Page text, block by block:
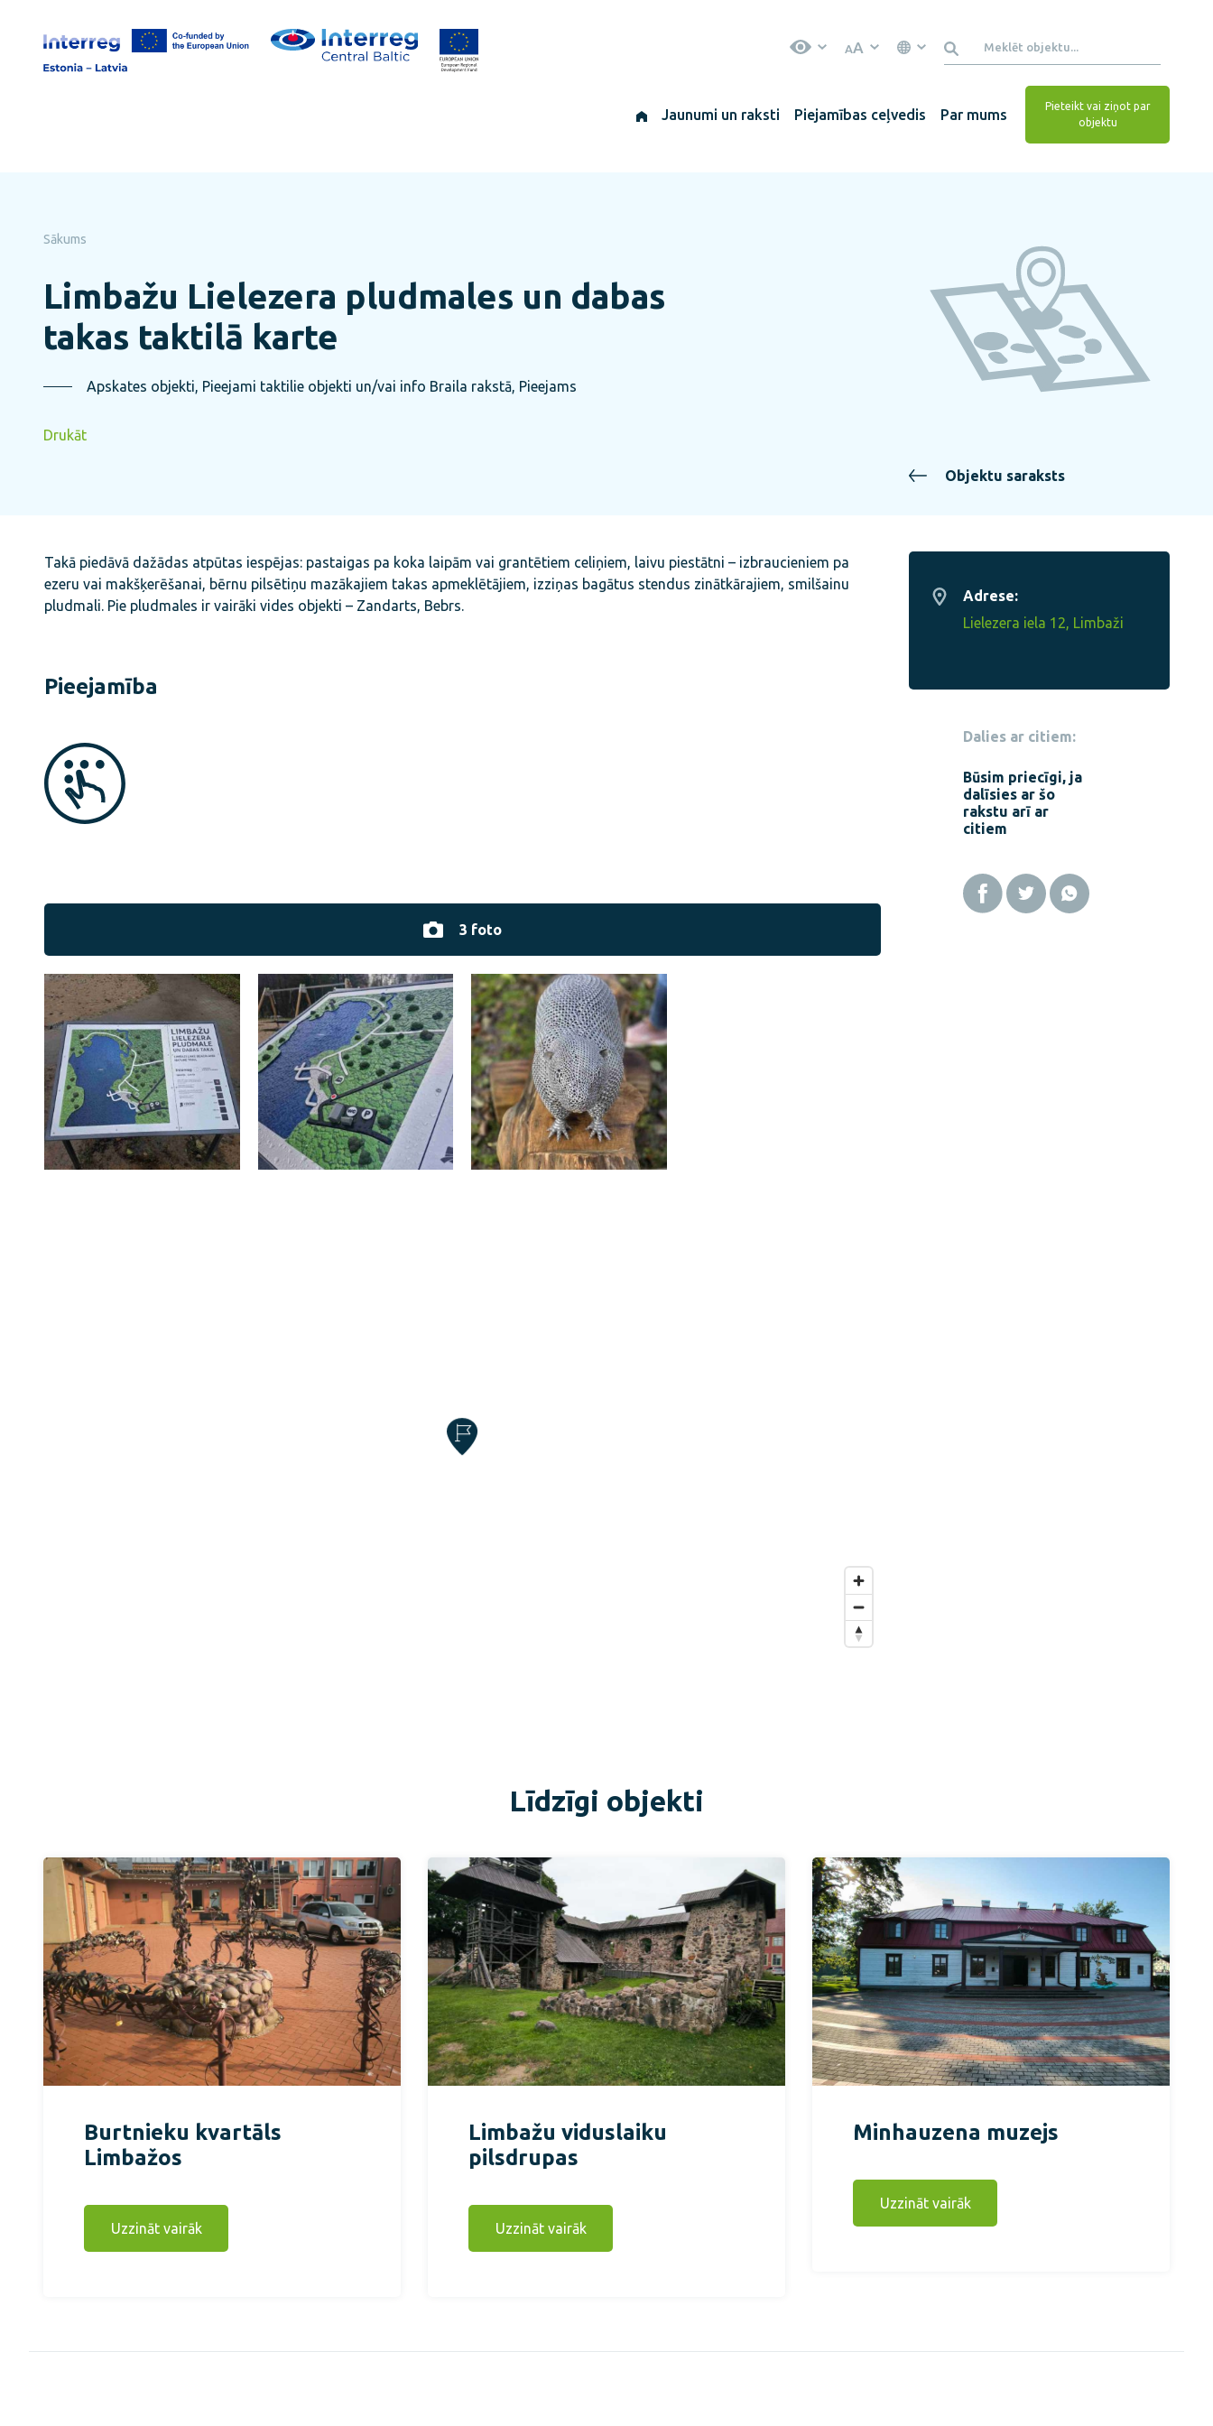
AA
Jaunumi un raksti Piejamības ceļvedis Par mums
Pieteikt vai ziņot par
objektu
Sākums
Limbažu Lielezera pludmales un dabas
takas taktilā karte
Apskates objekti, Pieejami taktilie objekti un/vai info Braila rakstā, Pieejams
Drukāt
Objektu saraksts
Takā piedāvā dažādas atpūtas iespējas: pastaigas pa koka laipām vai grantētiem celiņiem, laivu piestātni – izbraucieniem pa
ezeru vai makšķerēšanai, bērnu pilsētiņu mazākajiem takas apmeklētājiem, izziņas bagātus stendus zinātkārajiem, smilšainu
pludmali. Pie pludmales ir vairāki vides objekti – Zandarts, Bebrs.
Pieejamība
3 foto
Adrese:
Lielezera iela 12, Limbaži
Dalies ar citiem:
Būsim priecīgi, ja
dalīsies ar šo
rakstu arī ar
citiem
Līdzīgi objekti
Burtnieku kvartāls
Limbažos
Uzzināt vairāk
Limbažu viduslaiku
pilsdrupas
Uzzināt vairāk
Minhauzena muzejs
Uzzināt vairāk